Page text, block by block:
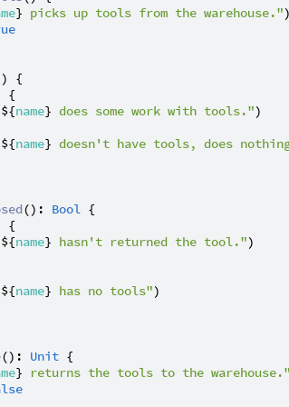
} picks up tools from the warehouse.")
{
{
${name} does some work with tools.")
${name} doesn't have tools, does
(): Bool {
{
${name} hasn't returned the tool.")
${name} has no tools")
(): Unit {
} returns the tools to the warehouse."